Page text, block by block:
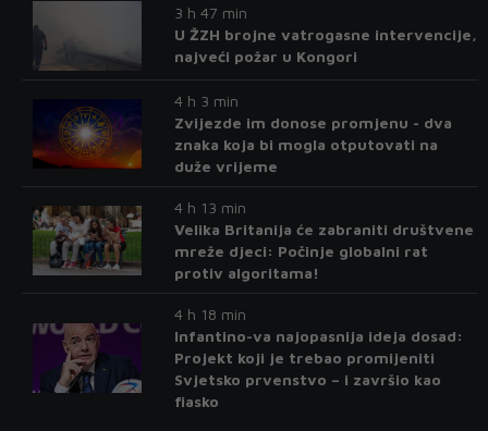
3 h 47 min
U ŽZH brojne vatrogasne intervencije,
najveći požar u Kongori
4 h 3 min
Zvijezde im donose promjenu - dva
znaka koja bi mogla otputovati na
duže vrijeme
4 h 13 min
Velika Britanija će zabraniti društvene
mreže djeci: Počinje globalni rat
protiv algoritama!
4 h 18 min
Infantino-va najopasnija ideja dosad:
Projekt koji je trebao promijeniti
Svjetsko prvenstvo – i završio kao
fiasko